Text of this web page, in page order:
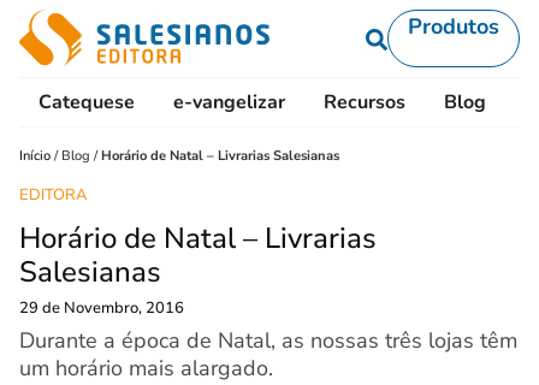
Produtos
Catequese e-vangelizar Recursos Blog
Início / Blog /Horário de Natal – Livrarias Salesianas
EDITORA
Horário de Natal – Livrarias
Salesianas
29 de Novembro, 2016
Durante a época de Natal, as nossas três lojas têm
um horário mais alargado.